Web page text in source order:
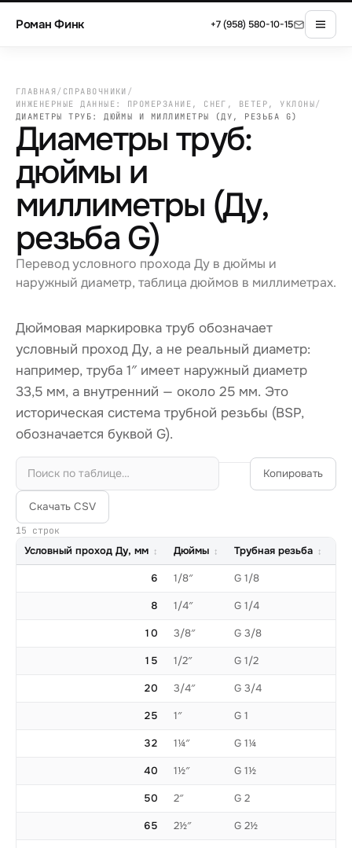
Роман Финк +7 (958) 580-10-15
ГЛАВНАЯ/ СПРАВОЧНИКИ /
ИНЖЕНЕРНЫЕ ДАННЫЕ: ПРОМЕРЗАНИЕ, СНЕГ, ВЕТЕР, УКЛОНЫ/
ДИАМЕТРЫ ТРУБ: ДЮЙМЫ И МИЛЛИМЕТРЫ (ДУ, РЕЗЬБА G)
Диаметры труб:
дюймы и
миллиметры (Ду,
резьба G)
Перевод условного прохода Ду в дюймы и
наружный диаметр, таблица дюймов в миллиметрах.
Дюймовая маркировка труб обозначает
условный проход Ду, а не реальный диаметр:
например, труба 1″ имеет наружный диаметр
33,5 мм, а внутренний — около 25 мм. Это
историческая система трубной резьбы (BSP,
обозначается буквой G).
Копировать
Скачать CSV
15 строк
Условный проход Ду, мм Дюймы Трубная резьба
6 1/8″ G 1/8
8 1/4″ G 1/4
10 3/8″ G 3/8
15 1/2″ G 1/2
20 3/4″ G 3/4
25 1″ G 1
32 1¼″ G 1¼
40 1½″ G 1½
50 2″ G 2
65 2½″ G 2½